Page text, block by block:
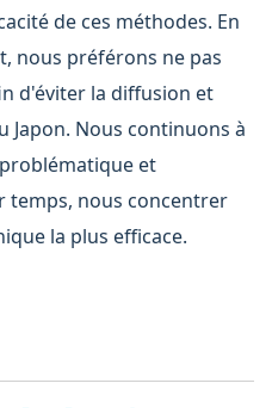
de ces méthodes. En
nous préférons ne pas
d'éviter la diffusion et
Japon. Nous continuons à
et
temps, nous concentrer
la plus efficace.